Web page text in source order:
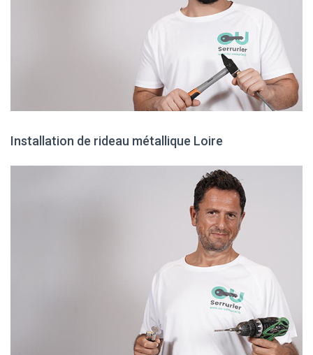
Installation de rideau métallique Loire